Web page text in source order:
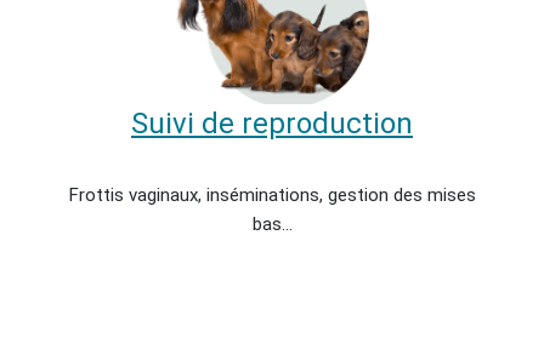
Suivi de reproduction
Frottis vaginaux, inséminations, gestion des mises
bas…